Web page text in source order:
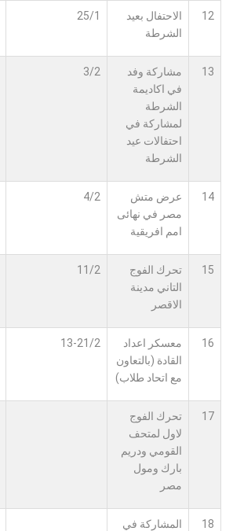
12
الاحتفال بعيد
الشرطة
25/1
13
مشاركة وفد
في اكاديمة
الشرطة
لمشاركة في
احتفالات عيد
الشرطة
3/2
14
عرض متش
مصر في نهائى
امم افريقية
4/2
15
تحرك الفوج
التاني مدينة
الاقصر
11/2
16
معسكر اعداد
القادة (بالتعاون
مع اتحاد طلاب)
13-21/2
17
تحرك الفوج
لاول لمتحف
القومي ودريم
بارك ومول
مصر
18
المشاركة في